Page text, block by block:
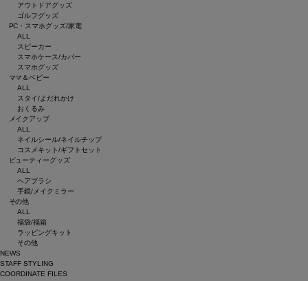
アウトドアグッズ
ゴルフグッズ
PC・スマホグッズ/家電
ALL
スピーカー
スマホケース/カバー
スマホグッズ
ママ＆ベビー
ALL
スタイ/よだれかけ
おくるみ
メイクアップ
ALL
ネイルシール/ネイルチップ
コスメキット/ギフトセット
ビューティーグッズ
ALL
ヘアブラシ
手鏡/メイクミラー
その他
ALL
福袋/福箱
ラッピングキット
その他
NEWS
STAFF STYLING
COORDINATE FILES